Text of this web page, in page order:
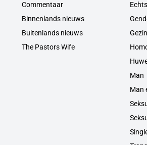
Commentaar
Binnenlands nieuws
Buitenlands nieuws
The Pastors Wife
Gezin
Man
Man